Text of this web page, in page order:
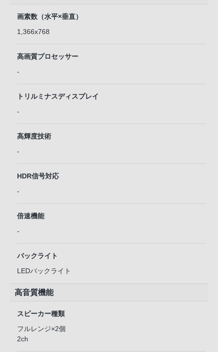
画素数（水平×垂直）
1,366x768
高画質プロセッサー
-
トリルミナスディスプレイ
-
高輝度技術
-
HDR信号対応
-
倍速機能
-
バックライト
LEDバックライト
高音質機能
スピーカー種類
フルレンジ×2個
2ch